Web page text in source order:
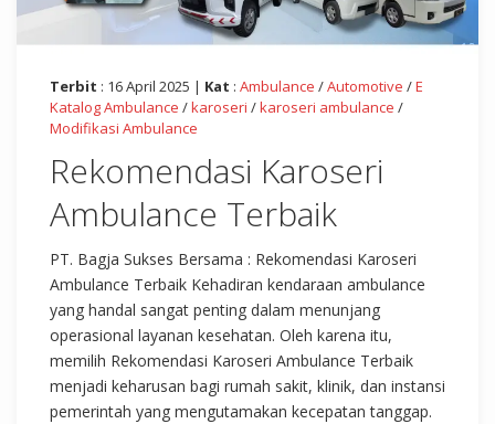
Terbit : 16 April 2025 | Kat : Ambulance /Automotive /E
Katalog Ambulance /karoseri /karoseri ambulance /
Modifikasi Ambulance
Rekomendasi Karoseri
Ambulance Terbaik
PT. Bagja Sukses Bersama : Rekomendasi Karoseri
Ambulance Terbaik Kehadiran kendaraan ambulance
yang handal sangat penting dalam menunjang
operasional layanan kesehatan. Oleh karena itu,
memilih Rekomendasi Karoseri Ambulance Terbaik
menjadi keharusan bagi rumah sakit, klinik, dan instansi
pemerintah yang mengutamakan kecepatan tanggap.